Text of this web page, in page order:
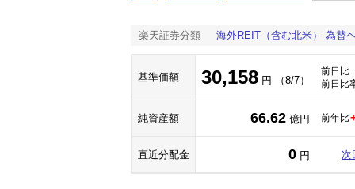
楽天証券分類 海外REIT（含む北米）-為替
基準価額 30,158 円 （8/7）
前日比
前日比
純資産額 66.62 億円 前年比
直近分配金 0 円 次